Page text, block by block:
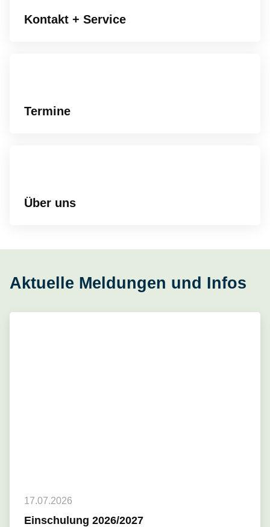
Kontakt + Service
Termine
Über uns
Aktuelle Meldungen und Infos
17.07.2026
Einschulung 2026/2027